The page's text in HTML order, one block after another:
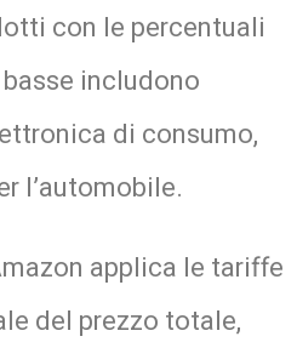
con le percentuali
includono
di consumo,
l’automobile.
applica le tariffe
del prezzo totale,